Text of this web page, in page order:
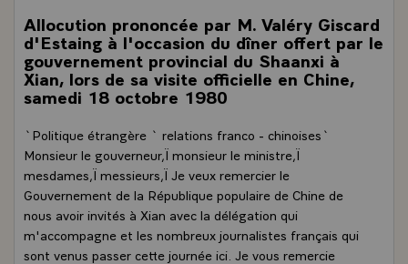
Allocution prononcée par M. Valéry Giscard
d'Estaing à l'occasion du dîner offert par le
gouvernement provincial du Shaanxi à
Xian, lors de sa visite officielle en Chine,
samedi 18 octobre 1980
`Politique étrangère ` relations franco - chinoises`
Monsieur le gouverneur,Ï monsieur le ministre,Ï
mesdames,Ï messieurs,Ï Je veux remercier le
Gouvernement de la République populaire de Chine de
nous avoir invités à Xian avec la délégation qui
m'accompagne et les nombreux journalistes français qui
sont venus passer cette journée ici. Je vous remercie